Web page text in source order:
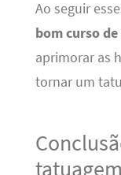
Ao seguir
bom curso
aprimorar as
tornar um